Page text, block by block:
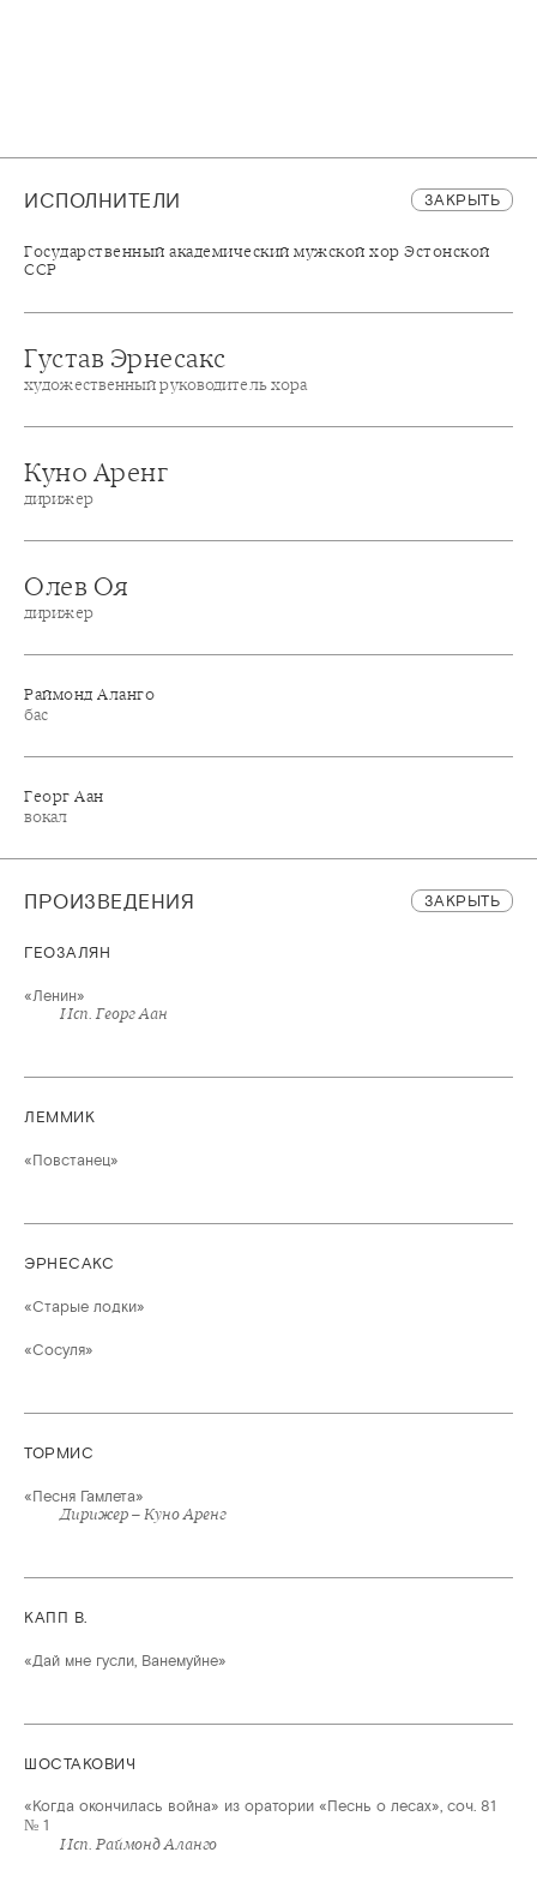
ИСПОЛНИТЕЛИ ЗАКРЫТЬ
Государственный академический мужской хор Эстонской
ССР
Густав Эрнесакс
художественный руководитель хора
Куно Аренг
дирижер
Олев Оя
дирижер
Раймонд Аланго
бас
Георг Аан
вокал
ПРОИЗВЕДЕНИЯ ЗАКРЫТЬ
ГЕОЗАЛЯН
«Ленин»
Исп. Георг Аан
ЛЕММИК
«Повстанец»
ЭРНЕСАКС
«Старые лодки»
«Сосуля»
ТОРМИС
«Песня Гамлета»
Дирижер – Куно Аренг
КАПП В.
«Дай мне гусли, Ванемуйне»
ШОСТАКОВИЧ
«Когда окончилась война» из оратории «Песнь о лесах», соч. 81
№ 1
Исп. Раймонд Аланго